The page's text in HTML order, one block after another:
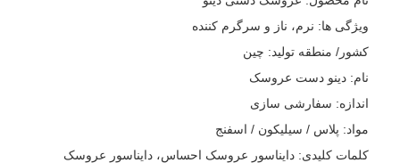
ویژگی ها: نرم، ناز و سرگرم کننده
کشور/ منطقه تولید: چین
نام: دینو دست عروسک
اندازه: سفارشی سازی
مواد: پلاس / سیلیکون / اسفنج
کلمات کلیدی: دایناسور عروسک احساس، دایناسور عروسک